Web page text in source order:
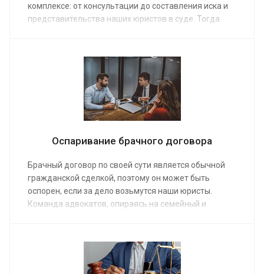
комплексе: от консультации до составления иска и
представительства наших юристов в суде. Тогда
предоставлена незамедлительно по средней
стоимости от 10 000 руб.
Оспаривание брачного договора
Брачный договор по своей сути является обычной
гражданской сделкой, поэтому он может быть
оспорен, если за дело возьмутся наши юристы.
Команда адвокатов, опираясь на семейный и
наложенных договором. Заказ услуги обеспечит
предоставление компетентной юридической